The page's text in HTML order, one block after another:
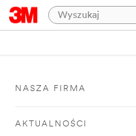
NASZA FIRMA
AKTUALNOŚCI